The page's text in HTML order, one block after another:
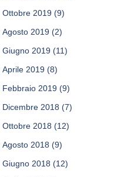
Ottobre 2019 (9)
Agosto 2019 (2)
Giugno 2019 (11)
Aprile 2019 (8)
Febbraio 2019 (9)
Dicembre 2018 (7)
Ottobre 2018 (12)
Agosto 2018 (9)
Giugno 2018 (12)